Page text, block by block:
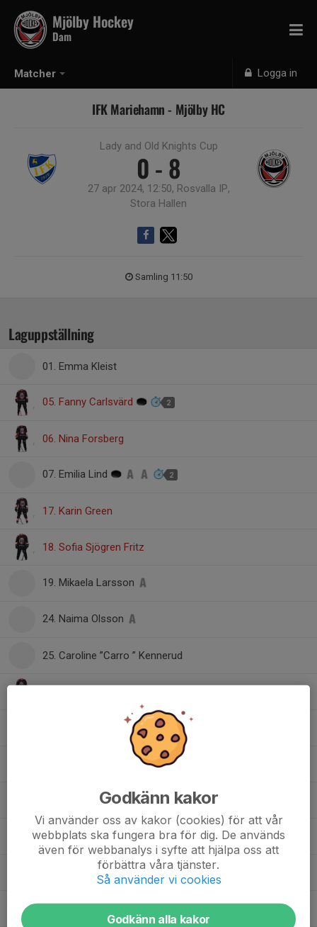
Matcher Logga in
Mjölby Hockey
Dam
IFK Mariehamn - Mjölby HC
Lady and Old Knights Cup
0 - 8
27 apr 2024, 12:50, Rosvalla IP,
Stora Hallen
Samling 11:50
Laguppställning
01. Emma Kleist
05. Fanny Carlsvärd 2
06. Nina Forsberg
07. Emilia Lind 2
17. Karin Green
18. Sofia Sjögren Fritz
19. Mikaela Larsson
24. Naima Olsson
25. Caroline ”Carro ” Kennerud
28. Johanna Kinell
33. Veronica Lovensnö
46. Martina Nylander
80. Julia Davis
91. Linda Ottosson
Godkänn kakor
Vi använder oss av kakor (cookies) för att vår
webbplats ska fungera bra för dig. De används
även för webbanalys i syfte att hjälpa oss att
förbättra våra tjänster.
Så använder vi cookies
Godkänn alla kakor